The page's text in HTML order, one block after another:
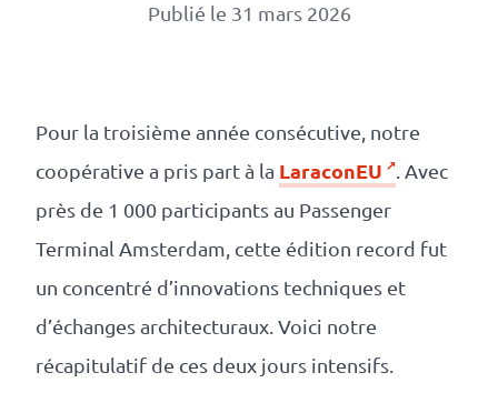
Technologies
responsable
Nos
clients
La
coopérative
Publié le 31 mars 2026
Pour la troisième année consécutive, notre
coopérative a pris part à la LaraconEU
. Avec
près de 1 000 participants au Passenger
Terminal Amsterdam, cette édition record fut
un concentré d’innovations techniques et
d’échanges architecturaux. Voici notre
récapitulatif de ces deux jours intensifs.